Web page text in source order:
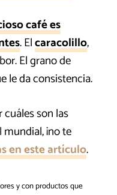
café es
. Elcaracolillo,
El grano de
le da consistencia.
son las
¡no te
en este artículo.
y con productos que